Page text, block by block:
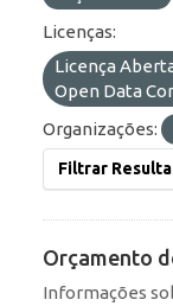
Licenças:
Licença
Open Data
Organizações:
Filtrar
Orçamento
Informações